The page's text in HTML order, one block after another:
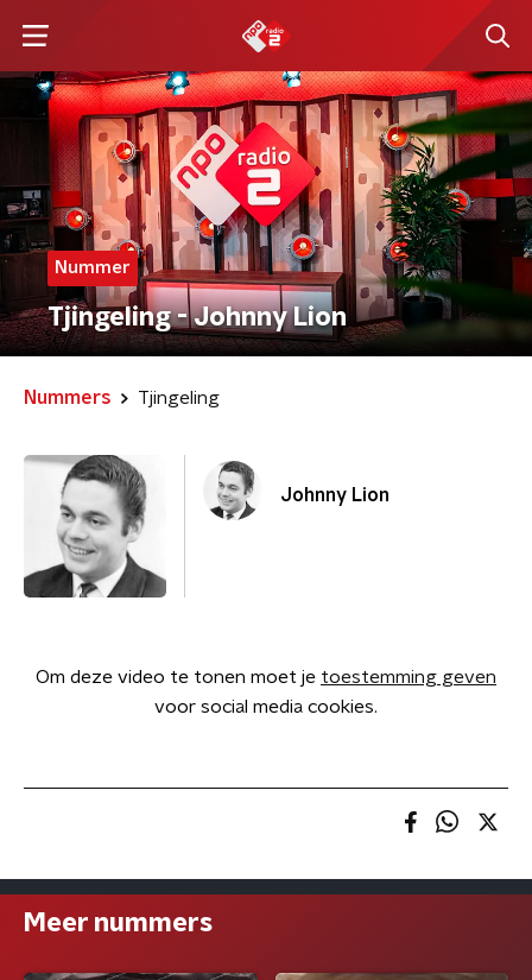
Nummer
Tjingeling - Johnny Lion
Nummers Tjingeling
Johnny Lion
Om deze video te tonen moet je toestemming geven
voor social media cookies.
Meer nummers